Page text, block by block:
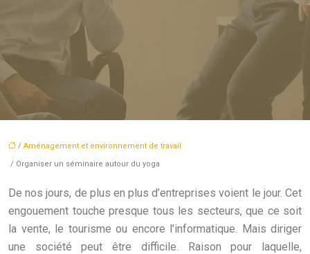
/ Aménagement et environnement de travail
/ Organiser un séminaire autour du yoga
De nos jours, de plus en plus d’entreprises voient le jour. Cet
engouement touche presque tous les secteurs, que ce soit
la vente, le tourisme ou encore l’informatique. Mais diriger
une société peut être difficile. Raison pour laquelle,